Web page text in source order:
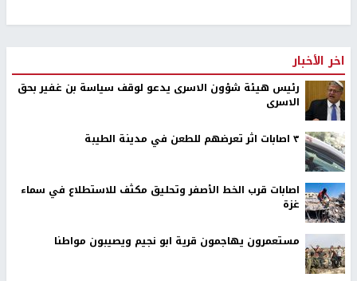
اخر الأخبار
رئيس هيئة شؤون الاسرى يدعو لوقف سياسة بن غفير بحق
الاسرى
٣ اصابات اثر تعرضهم للطعن في مدينة الطيبة
اصابات قرب الخط الأصفر وتحليق مكثف للاستطلاع في سماء
غزة
مستعمرون يهاجمون قرية ابو نجيم ويصيبون مواطنا